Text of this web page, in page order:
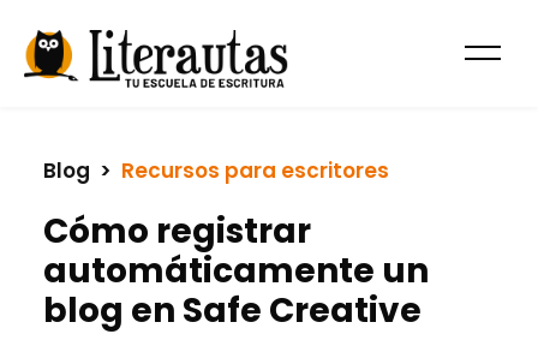
Blog
  >
Recursos para escritores
Cómo registrar
automáticamente un
blog en Safe Creative